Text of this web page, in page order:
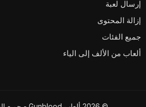
إرسال لعبة
إزالة المحتوى
جميع الفئات
ألعاب من الألف إلى الياء